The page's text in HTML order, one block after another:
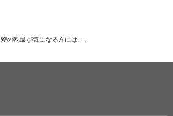
髪の乾燥が気になる方には、、